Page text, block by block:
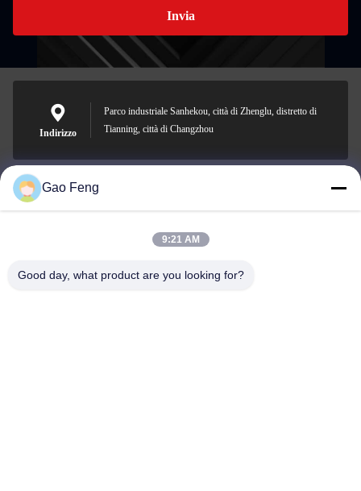
Invia
Indirizzo
Parco industriale Sanhekou, città di Zhenglu, distretto di
Tianning, città di Changzhou
suli@sulidry.com
Gao Feng
9:21 AM
Good day, what product are you looking for?